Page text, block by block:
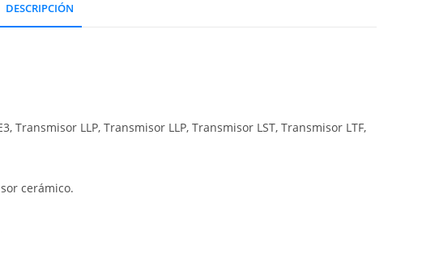
DESCRIPCIÓN
Transmisor LLP, Transmisor LLP, Transmisor LST, Transmisor LTF,
cerámico.